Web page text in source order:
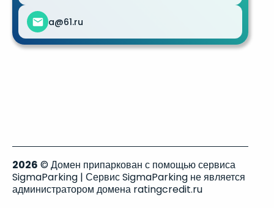
a@61.ru
2026 © Домен припаркован с помощью сервиса
SigmaParking | Сервис SigmaParking не является
администратором домена ratingcredit.ru